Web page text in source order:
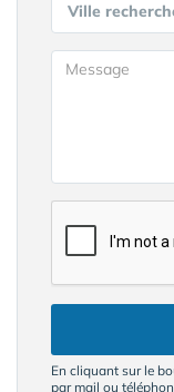
Ville
En cliquant sur le
par mail ou